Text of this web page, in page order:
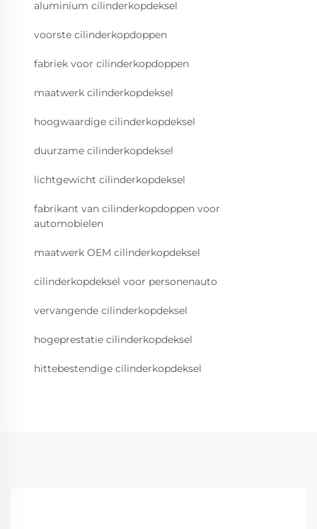
aluminium cilinderkopdeksel
voorste cilinderkopdoppen
fabriek voor cilinderkopdoppen
maatwerk cilinderkopdeksel
hoogwaardige cilinderkopdeksel
duurzame cilinderkopdeksel
lichtgewicht cilinderkopdeksel
fabrikant van cilinderkopdoppen voor
automobielen
maatwerk OEM cilinderkopdeksel
cilinderkopdeksel voor personenauto
vervangende cilinderkopdeksel
hogeprestatie cilinderkopdeksel
hittebestendige cilinderkopdeksel